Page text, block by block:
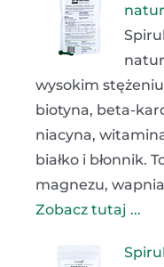
wysokim
biotyna, beta-
niacyna,
białko i błonnik.
magnezu,
Zobacz tutaj ...